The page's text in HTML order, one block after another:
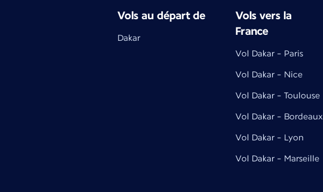
Vols au départ de
Dakar
Vols vers la
France
Vol Dakar - Paris
Vol Dakar - Nice
Vol Dakar - Toulouse
Vol Dakar - Bordeaux
Vol Dakar - Lyon
Vol Dakar - Marseille